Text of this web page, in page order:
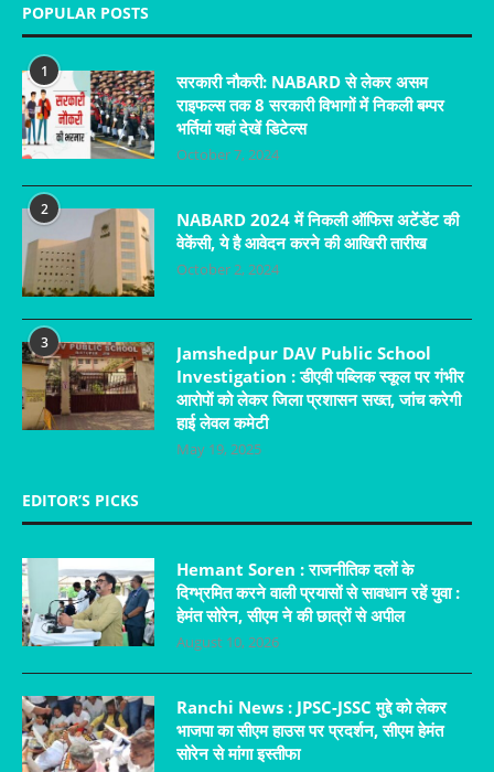
POPULAR POSTS
1
सरकारी नौकरी: NABARD से लेकर असम
राइफल्स तक 8 सरकारी विभागों में निकली बम्पर
भर्तियां यहां देखें डिटेल्स
October 7, 2024
2
NABARD 2024 में निकली ऑफिस अटेंडेंट की
वेकेंसी, ये है आवेदन करने की आखिरी तारीख
October 2, 2024
3
Jamshedpur DAV Public School
Investigation : डीएवी पब्लिक स्कूल पर गंभीर
आरोपों को लेकर जिला प्रशासन सख्त, जांच करेगी
हाई लेवल कमेटी
May 19, 2025
EDITOR’S PICKS
Hemant Soren : राजनीतिक दलों के
दिग्भ्रमित करने वाली प्रयासों से सावधान रहें युवा :
हेमंत सोरेन, सीएम ने की छात्रों से अपील
August 10, 2026
Ranchi News : JPSC-JSSC मुद्दे को लेकर
भाजपा का सीएम हाउस पर प्रदर्शन, सीएम हेमंत
सोरेन से मांगा इस्तीफा